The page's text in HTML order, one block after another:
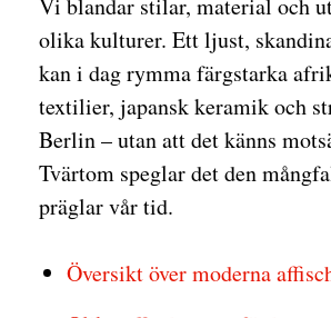
Vi blandar stilar, material och
olika kulturer. Ett ljust,
kan i dag rymma färgstarka
textilier, japansk keramik och
Berlin – utan att det känns
Tvärtom speglar det den
präglar vår tid.
Översikt över moderna